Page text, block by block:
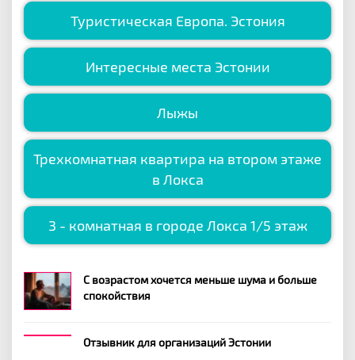
Туристическая Европа. Эстония
Интересные места Эстонии
Лыжы
Трехкомнатная квартира на втором этаже
в Локса
3 - комнатная в городе Локса 1/5 этаж
С возрастом хочется меньше шума и больше
спокойствия
Отзывник для организаций Эстонии